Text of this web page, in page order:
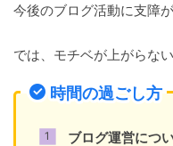
今後のブログ活動に支障
では、モチベが上がらな
時間の過ごし方
ブログ運営につ